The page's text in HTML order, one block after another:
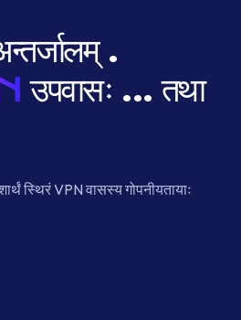
.
उपवासः ...तथा
स्थिरं VPN वासस्य गोपनीयतायाः